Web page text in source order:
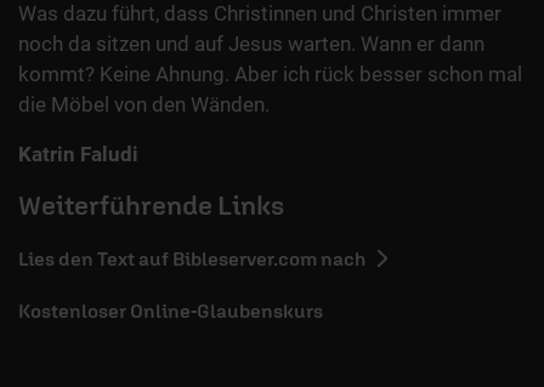
Was dazu führt, dass Christinnen und Christen immer
noch da sitzen und auf Jesus warten. Wann er dann
kommt? Keine Ahnung. Aber ich rück besser schon mal
die Möbel von den Wänden.
Katrin Faludi
Weiterführende Links
Lies den Text auf Bibleserver.com nach
Kostenloser Online-Glaubenskurs